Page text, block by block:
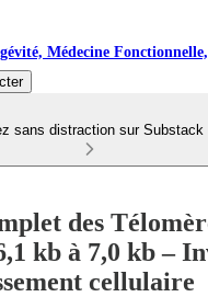
Médecine
sans distraction sur Substack
des
kb à 7,0 kb –
cellulaire